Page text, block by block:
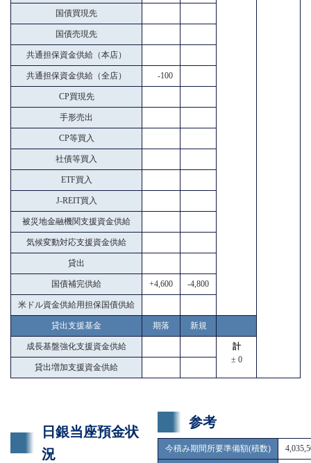
国債買現先
国債売現先
共通担保資金供給（本店）
共通担保資金供給（全店） -100
CP買現先
手形売出
CP等買入
社債等買入
ETF買入
J-REIT買入
被災地金融機関支援資金供給
気候変動対応支援資金供給
貸出
国債補完供給 +4,600 -4,800
米ドル資金供給用担保国債供給
貸出支援基金 期落 新規
成長基盤強化支援資金供給
計
± 0
貸出増加支援資金供給
日銀当座預金状
況
参考
今積み期間所要準備額(積数)